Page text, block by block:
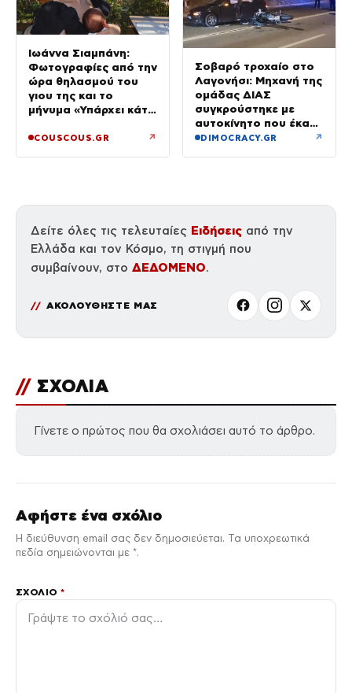
Ιωάννα Σιαμπάνη:
Φωτογραφίες από την
ώρα θηλασμού του
γιου της και το
μήνυμα «Υπάρχει κάτι
αργές μέρες»
COUSCOUS.GR ↗
Σοβαρό τροχαίο στο
Λαγονήσι: Μηχανή της
ομάδας ΔΙΑΣ
συγκρούστηκε με
αυτοκίνητο που έκανε
αναστροφή – Δύο
DIMOCRACY.GR ↗
Δείτε όλες τις τελευταίες Ειδήσεις από την
Ελλάδα και τον Κόσμο, τη στιγμή που
συμβαίνουν, στο ΔΕΔΟΜΕΝΟ.
ΑΚΟΛΟΥΘΗΣΤΕ ΜΑΣ
// ΣΧΟΛΙΑ
Γίνετε ο πρώτος που θα σχολιάσει αυτό το άρθρο.
Αφήστε ένα σχόλιο
Η διεύθυνση email σας δεν δημοσιεύεται. Τα υποχρεωτικά
πεδία σημειώνονται με *.
ΣΧΌΛΙΟ*